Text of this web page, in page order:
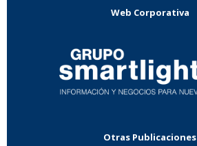
Web Corporativa
Otras Publicaciones